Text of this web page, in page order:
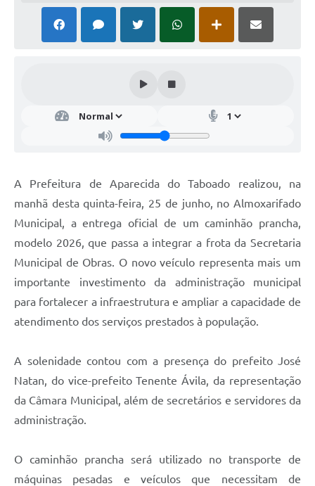
A Prefeitura de Aparecida do Taboado realizou, na
manhã desta quinta-feira, 25 de junho, no Almoxarifado
Municipal, a entrega oficial de um caminhão prancha,
modelo 2026, que passa a integrar a frota da Secretaria
Municipal de Obras. O novo veículo representa mais um
importante investimento da administração municipal
para fortalecer a infraestrutura e ampliar a capacidade de
atendimento dos serviços prestados à população.
A solenidade contou com a presença do prefeito José
Natan, do vice-prefeito Tenente Ávila, da representação
da Câmara Municipal, além de secretários e servidores da
administração.
O caminhão prancha será utilizado no transporte de
máquinas pesadas e veículos que necessitam de